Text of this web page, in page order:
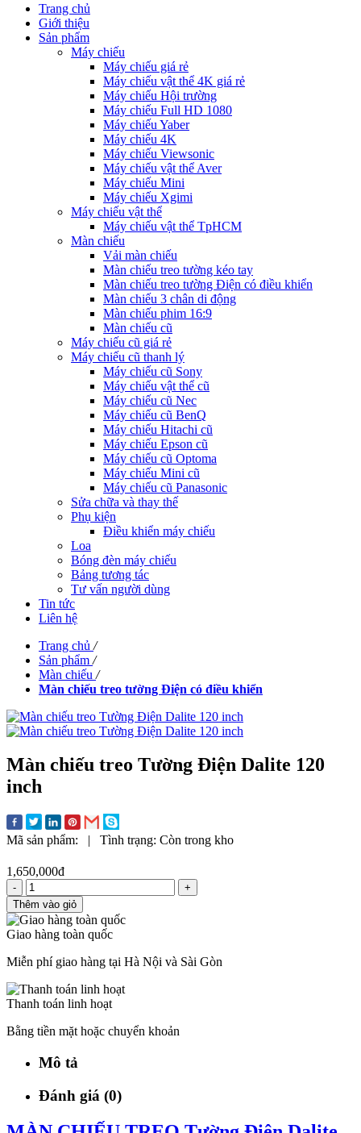
Trang chủ
Giới thiệu
Sản phẩm
Máy chiếu
Máy chiếu giá rẻ
Máy chiếu vật thể 4K giá rẻ
Máy chiếu Hội trường
Máy chiếu Full HD 1080
Máy chiếu Yaber
Máy chiếu 4K
Máy chiếu Viewsonic
Máy chiếu vật thể Aver
Máy chiếu Mini
Máy chiếu Xgimi
Máy chiếu vật thể
Máy chiếu vật thể TpHCM
Màn chiếu
Vải màn chiếu
Màn chiếu treo tường kéo tay
Màn chiếu treo tường Điện có điều khiển
Màn chiếu 3 chân di động
Màn chiếu phim 16:9
Màn chiếu cũ
Máy chiếu cũ giá rẻ
Máy chiếu cũ thanh lý
Máy chiếu cũ Sony
Máy chiếu vật thể cũ
Máy chiếu cũ Nec
Máy chiếu cũ BenQ
Máy chiếu Hitachi cũ
Máy chiếu Epson cũ
Máy chiếu cũ Optoma
Máy chiếu Mini cũ
Máy chiếu cũ Panasonic
Sửa chữa và thay thế
Phụ kiện
Điều khiển máy chiếu
Loa
Bóng đèn máy chiếu
Bảng tương tác
Tư vấn người dùng
Tin tức
Liên hệ
Trang chủ /
Sản phẩm /
Màn chiếu /
Màn chiếu treo tường Điện có điều khiển
Màn chiếu treo Tường Điện Dalite 120
inch
Mã sản phẩm: | Tình trạng: Còn trong kho
1,650,000đ
-
+
Thêm vào giỏ
Giao hàng toàn quốc
Miễn phí giao hàng tại Hà Nội và Sài Gòn
Thanh toán linh hoạt
Bằng tiền mặt hoặc chuyển khoản
Mô tả
Đánh giá (0)